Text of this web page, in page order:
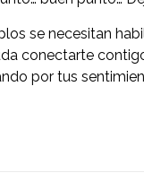
se necesitan
conectarte
por tus